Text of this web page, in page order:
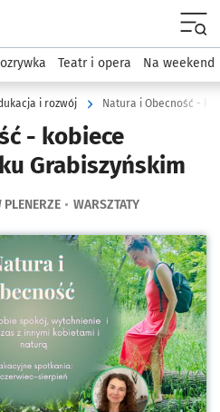
podserwis: Wydarzenia
Teatr i opera Na weekend
i rozwój Natura i Obecność -
- kobiece
Grabiszyńskim
PLENERZE WARSZTATY